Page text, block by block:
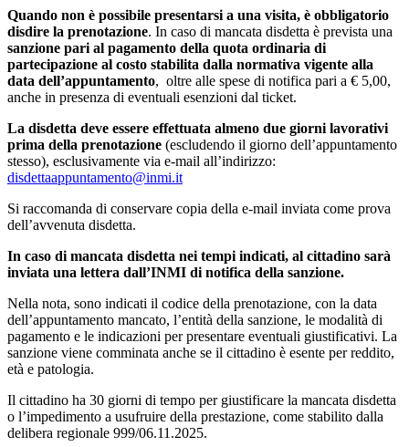
Quando non è possibile presentarsi a una visita, è obbligatorio
disdire la prenotazione. In caso di mancata disdetta è prevista una
sanzione pari al pagamento della quota ordinaria di
partecipazione al costo stabilita dalla normativa vigente alla
data dell’appuntamento, oltre alle spese di notifica pari a € 5,00,
anche in presenza di eventuali esenzioni dal ticket.
La disdetta deve essere effettuata almeno due giorni lavorativi
prima della prenotazione (escludendo il giorno dell’appuntamento
stesso), esclusivamente via e-mail all’indirizzo:
disdettaappuntamento@inmi.it
Si raccomanda di conservare copia della e-mail inviata come prova
dell’avvenuta disdetta.
In caso di mancata disdetta nei tempi indicati, al cittadino sarà
inviata una lettera dall’INMI di notifica della sanzione.
Nella nota, sono indicati il codice della prenotazione, con la data
dell’appuntamento mancato, l’entità della sanzione, le modalità di
pagamento e le indicazioni per presentare eventuali giustificativi. La
sanzione viene comminata anche se il cittadino è esente per reddito,
età e patologia.
Il cittadino ha 30 giorni di tempo per giustificare la mancata disdetta
o l’impedimento a usufruire della prestazione, come stabilito dalla
delibera regionale 999/06.11.2025.